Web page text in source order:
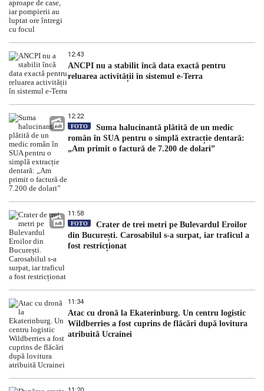
12:43
ANCPI nu a stabilit încă data exactă pentru
reluarea activității în sistemul e-Terra
12:22
FOTO
Suma halucinantă plătită de un medic
român în SUA pentru o simplă extracție dentară:
„Am primit o factură de 7.200 de dolari”
11:58
FOTO
Crater de trei metri pe Bulevardul Eroilor
din București. Carosabilul s-a surpat, iar traficul a
fost restricționat
11:34
Atac cu dronă la Ekaterinburg. Un centru logistic
Wildberries a fost cuprins de flăcări după lovitura
atribuită Ucrainei